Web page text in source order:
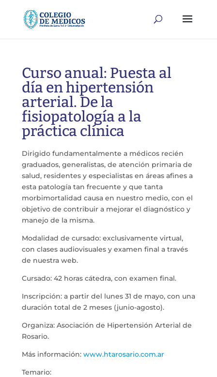
Curso anual: Puesta al
día en hipertensión
arterial. De la
fisiopatología a la
práctica clínica
Dirigido fundamentalmente a médicos recién
graduados, generalistas, de atención primaria de
salud, residentes y especialistas en áreas afines a
esta patología tan frecuente y que tanta
morbimortalidad causa en nuestro medio, con el
objetivo de contribuir a mejorar el diagnóstico y
manejo de la misma.
Modalidad de cursado: exclusivamente virtual,
con clases audiovisuales y examen final a través
de nuestra web.
Cursado: 42 horas cátedra, con examen final.
Inscripción: a partir del lunes 31 de mayo, con una
duración total de 2 meses (junio-agosto).
Organiza: Asociación de Hipertensión Arterial de
Rosario.
Más información: www.htarosario.com.ar
Temario: